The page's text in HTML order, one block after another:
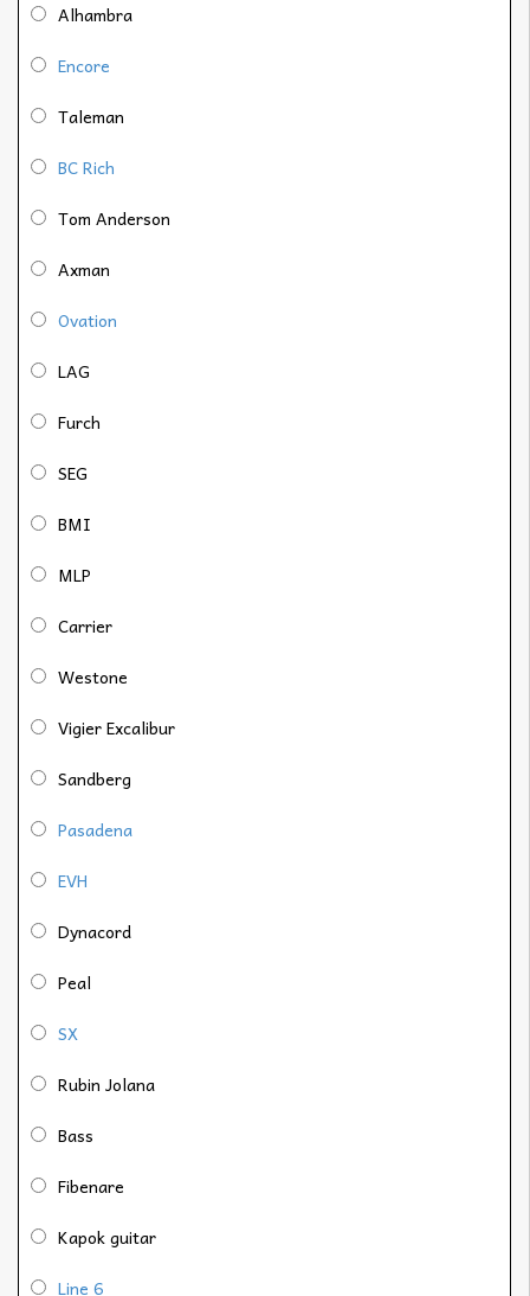
Alhambra
Encore
Taleman
BC Rich
Tom Anderson
Axman
Ovation
LAG
Furch
SEG
BMI
MLP
Carrier
Westone
Vigier Excalibur
Sandberg
Pasadena
EVH
Dynacord
Peal
SX
Rubin Jolana
Bass
Fibenare
Kapok guitar
Line 6